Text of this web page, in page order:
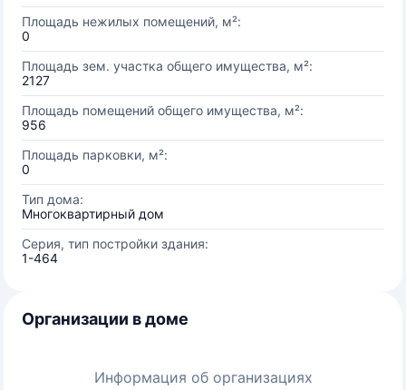
Площадь нежилых помещений, м²:
0
Площадь зем. участка общего имущества, м²:
2127
Площадь помещений общего имущества, м²:
956
Площадь парковки, м²:
0
Тип дома:
Многоквартирный дом
Серия, тип постройки здания:
1-464
Организации в доме
Информация об организациях